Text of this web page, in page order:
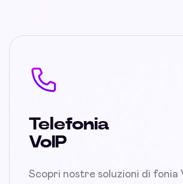
Telefonia
VoIP
Scopri nostre soluzioni di fonia